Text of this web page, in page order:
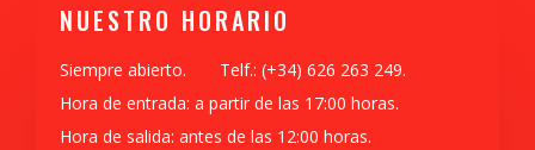
NUESTRO HORARIO
Siempre abierto. Telf.: (+34) 626 263 249.
Hora de entrada: a partir de las 17:00 horas.
Hora de salida: antes de las 12:00 horas.